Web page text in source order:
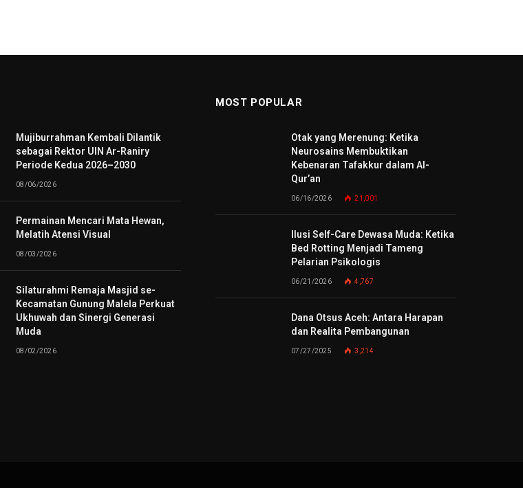
Mujiburrahman Kembali Dilantik
sebagai Rektor UIN Ar-Raniry
Periode Kedua 2026–2030
08/06/2026
Permainan Mencari Mata Hewan,
Melatih Atensi Visual
08/03/2026
Silaturahmi Remaja Masjid se-
Kecamatan Gunung Malela Perkuat
Ukhuwah dan Sinergi Generasi
Muda
08/02/2026
MOST POPULAR
Otak yang Merenung: Ketika
Neurosains Membuktikan
Kebenaran Tafakkur dalam Al-
Qur’an
06/16/2026 21,001
Ilusi Self-Care Dewasa Muda: Ketika
Bed Rotting Menjadi Tameng
Pelarian Psikologis
06/21/2026 4,767
Dana Otsus Aceh: Antara Harapan
dan Realita Pembangunan
07/27/2025 3,214